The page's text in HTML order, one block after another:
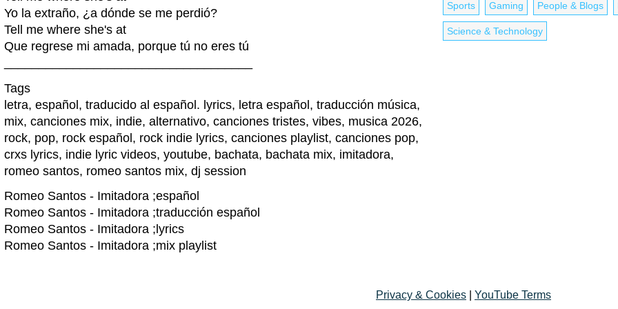
Yo la extraño, ¿a dónde se me perdió?
Tell me where she's at
Que regrese mi amada, porque tú no eres tú
Tags
letra, español, traducido al español. lyrics, letra español, traducción música,
mix, canciones mix, indie, alternativo, canciones tristes, vibes, musica 2026,
rock, pop, rock español, rock indie lyrics, canciones playlist, canciones pop,
crxs lyrics, indie lyric videos, youtube, bachata, bachata mix, imitadora,
romeo santos, romeo santos mix, dj session
Romeo Santos - Imitadora ;español
Romeo Santos - Imitadora ;traducción español
Romeo Santos - Imitadora ;lyrics
Romeo Santos - Imitadora ;mix playlist
Sports Gaming People & Blogs
Science & Technology
Privacy & Cookies YouTube Terms